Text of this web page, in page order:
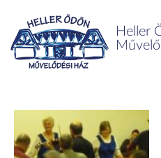
Heller
Gyöprugi